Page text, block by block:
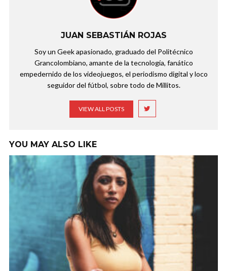
JUAN SEBASTIÁN ROJAS
Soy un Geek apasionado, graduado del Politécnico
Grancolombiano, amante de la tecnología, fanático
empedernido de los videojuegos, el periodismo digital y loco
seguidor del fútbol, sobre todo de Millitos.
VIEW ALL POSTS
YOU MAY ALSO LIKE